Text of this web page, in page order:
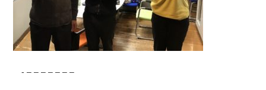
- – – – – – – –